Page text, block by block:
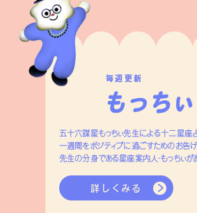
毎週更新
五十六謀星もっちぃ先生による十二星座
一週間をポジティブに過ごすためのお告げ
先生の分身である星座案内人・もっちぃが
詳しくみる